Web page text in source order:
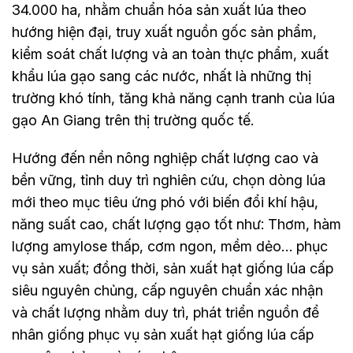
34.000 ha, nhằm chuẩn hóa sản xuất lúa theo
hướng hiện đại, truy xuất nguồn gốc sản phẩm,
kiểm soát chất lượng và an toàn thực phẩm, xuất
khẩu lúa gạo sang các nước, nhất là những thị
trường khó tính, tăng khả năng cạnh tranh của lúa
gạo An Giang trên thị trường quốc tế.
Hướng đến nền nông nghiệp chất lượng cao và
bền vững, tỉnh duy trì nghiên cứu, chọn dòng lúa
mới theo mục tiêu ứng phó với biến đổi khí hậu,
năng suất cao, chất lượng gạo tốt như: Thơm, hàm
lượng amylose thấp, cơm ngon, mềm dẻo… phục
vụ sản xuất; đồng thời, sản xuất hạt giống lúa cấp
siêu nguyên chủng, cấp nguyên chuẩn xác nhận
và chất lượng nhằm duy trì, phát triển nguồn để
nhân giống phục vụ sản xuất hạt giống lúa cấp